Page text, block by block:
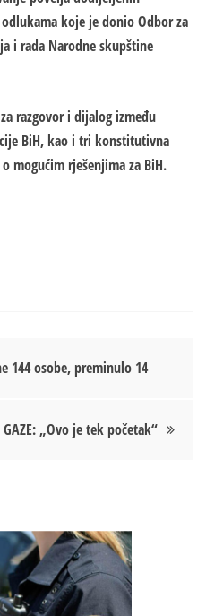
koje je donio Odbor za
i rada Narodne skupštine
razgovor i dijalog između
BiH, kao i tri konstitutivna
mogućim rješenjima za BiH.
144 osobe, preminulo 14
GAZE: „Ovo je tek početak“